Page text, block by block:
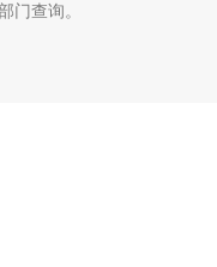
门查询。